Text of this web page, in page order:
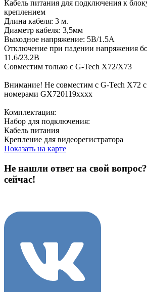
Кабель питания для подключения к
креплением
Длина кабеля: 3 м.
Диаметр кабеля: 3,5мм
Выходное напряжение: 5В/1.5А
Отключение при падении напряжения
11.6/23.2В
Совместим только с G-Tech X72/X73
Внимание! Не совместим с G-Tech X72
номерами GX720119xxxx
Комплектация:
Набор для подключения:
Кабель питания
Крепление для видеорегистратора
Показать на карте
Не нашли ответ на свой вопрос?
сейчас!